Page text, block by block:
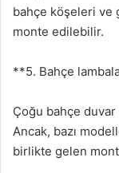
bahçe köşeleri ve
monte edilebilir.
**5. Bahçe
Çoğu bahçe duvar
Ancak, bazı
birlikte gelen